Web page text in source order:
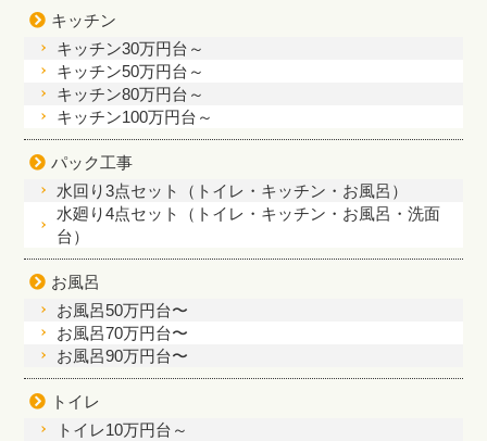
キッチン
キッチン30万円台～
キッチン50万円台～
キッチン80万円台～
キッチン100万円台～
パック工事
水回り3点セット（トイレ・キッチン・お風呂）
水廻り4点セット（トイレ・キッチン・お風呂・洗面
台）
お風呂
お風呂50万円台〜
お風呂70万円台〜
お風呂90万円台〜
トイレ
トイレ10万円台～